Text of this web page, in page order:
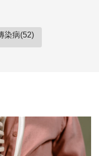
染病(52)